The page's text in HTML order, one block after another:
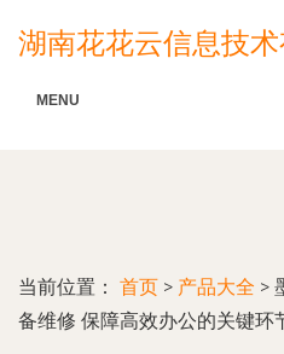
湖南花花云信息技术
MENU
当前位置： 首页 > 产品大全 >
备维修 保障高效办公的关键环